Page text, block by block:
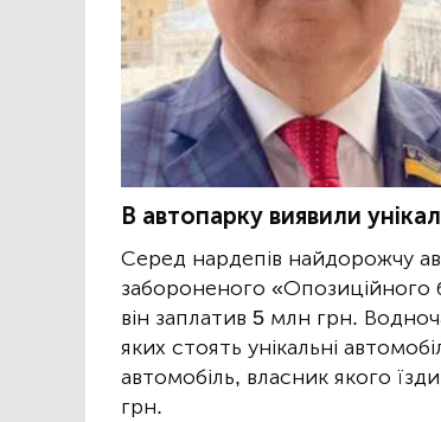
В автопарку виявили
Серед нардепів найдорожчу
забороненого «Опозиційного
він заплатив 5 млн грн.
яких стоять унікальні
автомобіль, власник якого
грн.